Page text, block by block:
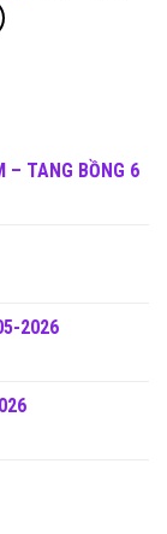
– TANG BỒNG 6
2026